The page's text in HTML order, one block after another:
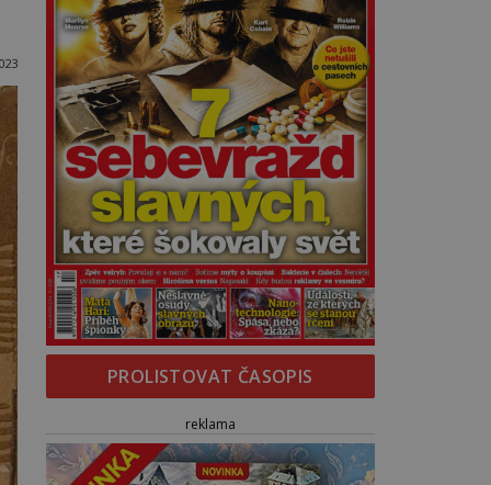
PROLISTOVAT ČASOPIS
reklama